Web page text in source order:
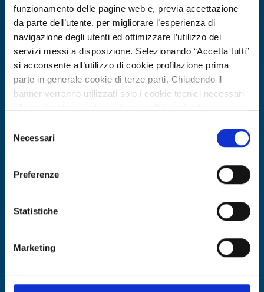
funzionamento delle pagine web e, previa accettazione
da parte dell’utente, per migliorare l’esperienza di
navigazione degli utenti ed ottimizzare l’utilizzo dei
servizi messi a disposizione. Selezionando “Accetta tutti”
si acconsente all’utilizzo di cookie profilazione prima
parte in generale cookie di terze parti. Chiudendo il
banner verranno utilizzati solo i cookie tecnici necessari
Per conoscere i dettagli, consulta la nostra cookie policy.
https://www.openinnovation.regione.lombardia.it/it/co
https://www.openinnovation.regione.lombardia.it/it/pr
delNecessari
Preferenze
Statistiche
Marketing
accesso per sviluppo e validazione di
ID EEN: TOAT20260219006
SCOPRI DI PIÙ →
Scade il19 marzo 2027